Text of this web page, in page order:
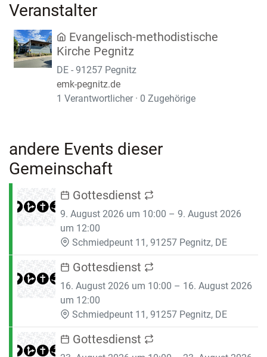
Veranstalter
Evangelisch-methodistische
Kirche Pegnitz
DE - 91257 Pegnitz
emk-pegnitz.de
1 Verantwortlicher · 0 Zugehörige
andere Events dieser
Gemeinschaft
Gottesdienst
9. August 2026 um 10:00 – 9. August 2026
um 12:00
Schmiedpeunt 11, 91257 Pegnitz, DE
Gottesdienst
16. August 2026 um 10:00 – 16. August 2026
um 12:00
Schmiedpeunt 11, 91257 Pegnitz, DE
Gottesdienst